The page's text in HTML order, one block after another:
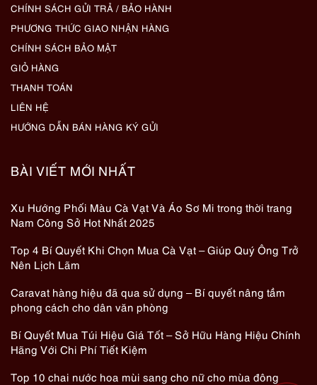
CHÍNH SÁCH GỬI TRẢ / BẢO HÀNH
PHƯƠNG THỨC GIAO NHẬN HÀNG
CHÍNH SÁCH BẢO MẬT
GIỎ HÀNG
THANH TOÁN
LIÊN HỆ
HƯỚNG DẪN BÁN HÀNG KÝ GỬI
BÀI VIẾT MỚI NHẤT
Xu Hướng Phối Màu Cà Vạt Và Áo Sơ Mi trong thời trang
Nam Công Sở Hot Nhất 2025
Top 4 Bí Quyết Khi Chọn Mua Cà Vạt – Giúp Quý Ông Trở
Nên Lịch Lãm
Caravat hàng hiệu đã qua sử dụng – Bí quyết nâng tầm
phong cách cho dân văn phòng
Bí Quyết Mua Túi Hiệu Giá Tốt – Sở Hữu Hàng Hiệu Chính
Hãng Với Chi Phí Tiết Kiệm
Top 10 chai nước hoa mùi sang cho nữ cho mùa đông